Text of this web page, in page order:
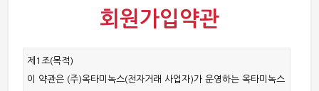
회원가입약관